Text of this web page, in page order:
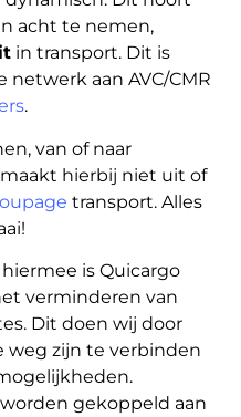
acht te nemen,
in transport. Dit is
aan AVC/CMR
.
van of naar
hierbij niet uit of
transport. Alles
hiermee is Quicargo
verminderen van
Dit doen wij door
weg zijn te verbinden
gekoppeld aan